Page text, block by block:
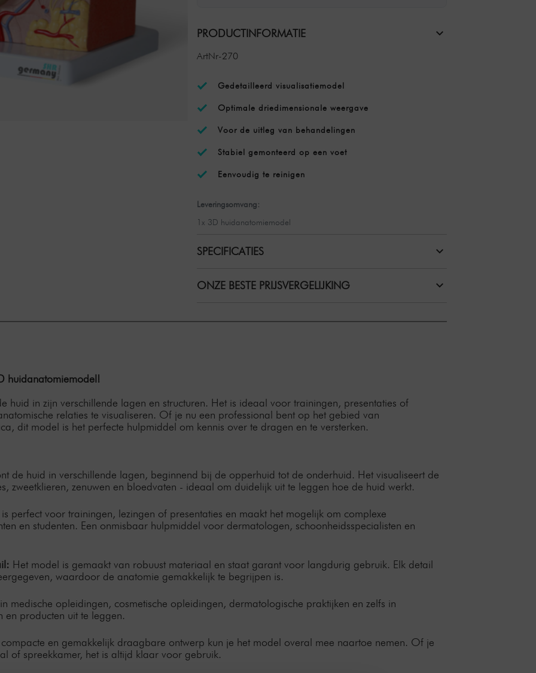
PRODUCTINFORMATIE
ArtNr-270
Gedetailleerd visualisatiemodel
Optimale driedimensionale weergave
Voor de uitleg van behandelingen
Stabiel gemonteerd op een voet
Eenvoudig te reinigen
Leveringsomvang:
1x 3D huidanatomiemodel
SPECIFICATIES
ONZE BESTE PRIJSVERGELIJKING
huidanatomiemodel!
huid in zijn verschillende lagen en structuren. Het is ideaal voor trainingen, presentaties of
relaties te visualiseren. Of je nu een professional bent op het gebied van
dit model is het perfecte hulpmiddel om kennis over te dragen en te versterken.
de huid in verschillende lagen, beginnend bij de opperhuid tot de onderhuid. Het visualiseert de
zweetklieren, zenuwen en bloedvaten - ideaal om duidelijk uit te leggen hoe de huid werkt.
perfect voor trainingen, lezingen of presentaties en maakt het mogelijk om complexe
en studenten. Een onmisbaar hulpmiddel voor dermatologen, schoonheidsspecialisten en
Het model is gemaakt van robuust materiaal en staat garant voor langdurig gebruik. Elk detail
waardoor de anatomie gemakkelijk te begrijpen is.
medische opleidingen, cosmetische opleidingen, dermatologische praktijken en zelfs in
en producten uit te leggen.
en gemakkelijk draagbare ontwerp kun je het model overal mee naartoe nemen. Of je
of spreekkamer, het is altijd klaar voor gebruik.